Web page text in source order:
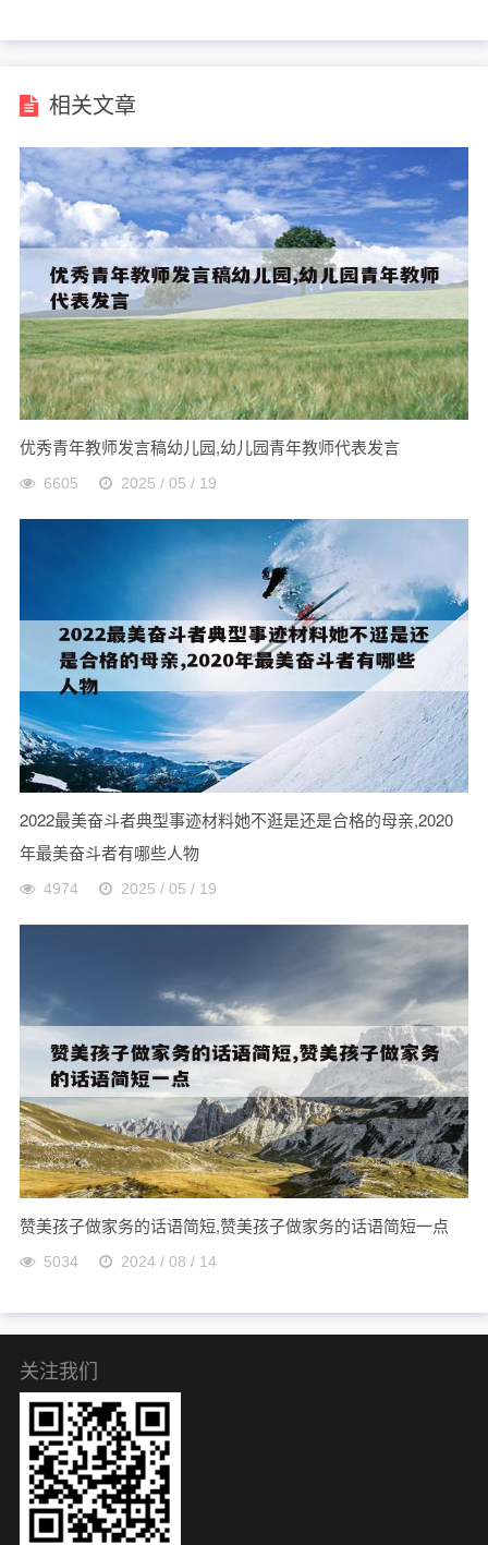
相关文章
优秀青年教师发言稿幼儿园,幼儿园青年教师代表发言
6605 2025 / 05 / 19
2022最美奋斗者典型事迹材料她不逛是还是合格的母亲,2020
年最美奋斗者有哪些人物
4974 2025 / 05 / 19
赞美孩子做家务的话语简短,赞美孩子做家务的话语简短一点
5034 2024 / 08 / 14
关注我们